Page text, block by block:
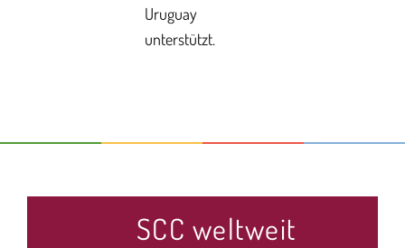
Uruguay
unterstützt.
SCC weltweit